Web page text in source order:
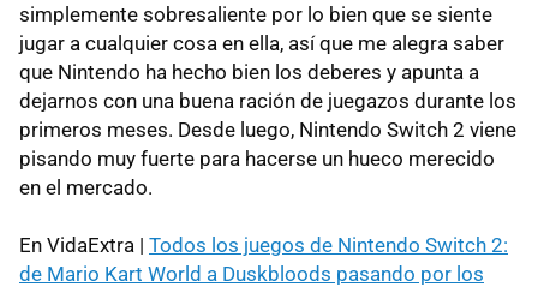
simplemente sobresaliente por lo bien que se siente
jugar a cualquier cosa en ella, así que me alegra saber
que Nintendo ha hecho bien los deberes y apunta a
dejarnos con una buena ración de juegazos durante los
primeros meses. Desde luego, Nintendo Switch 2 viene
pisando muy fuerte para hacerse un hueco merecido
en el mercado.
En VidaExtra | Todos los juegos de Nintendo Switch 2:
de Mario Kart World a Duskbloods pasando por los